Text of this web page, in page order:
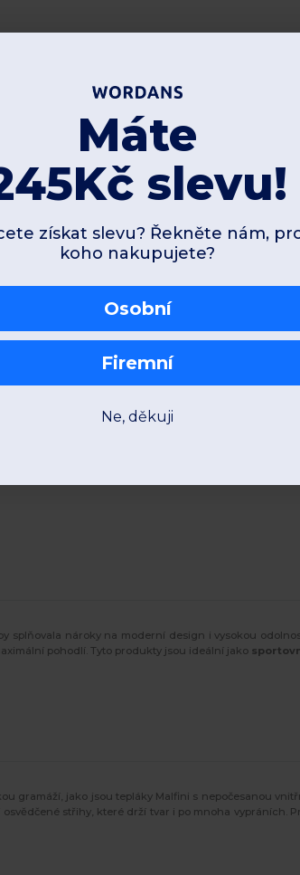
splňovala nároky na moderní design i vysokou
pohodlí. Tyto produkty jsou ideální jako
gramáží, jako jsou tepláky Malfini s nepočesanou
osvědčené střihy, které drží tvar i po mnoha vypráních.
Máte
slevu!
získat slevu? Řekněte nám,
koho nakupujete?
Osobní
Firemní
Ne, děkuji